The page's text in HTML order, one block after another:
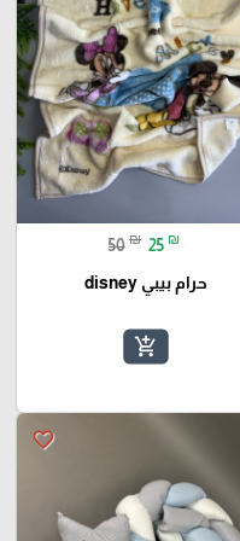
50 ₪ 25 ₪
حرام بيبي disney
add_shopping_cart
favorite_border